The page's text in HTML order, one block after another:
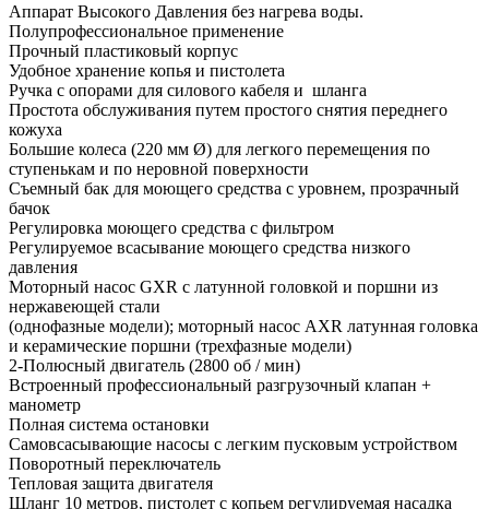
Аппарат Высокого Давления без нагрева воды.
Полупрофессиональное применение
Прочный пластиковый корпус
Удобное хранение копья и пистолета
Ручка с опорами для силового кабеля и шланга
Простота обслуживания путем простого снятия переднего
кожуха
Большие колеса (220 мм Ø) для легкого перемещения по
ступенькам и по неровной поверхности
Съемный бак для моющего средства с уровнем, прозрачный
бачок
Регулировка моющего средства с фильтром
Регулируемое всасывание моющего средства низкого
давления
Моторный насос GXR с латунной головкой и поршни из
нержавеющей стали
(однофазные модели); моторный насос AXR латунная головка
и керамические поршни (трехфазные модели)
2-Полюсный двигатель (2800 об / мин)
Встроенный профессиональный разгрузочный клапан +
манометр
Полная система остановки
Самовсасывающие насосы с легким пусковым устройством
Поворотный переключатель
Тепловая защита двигателя
Шланг 10 метров, пистолет с копьем регулируемая насадка